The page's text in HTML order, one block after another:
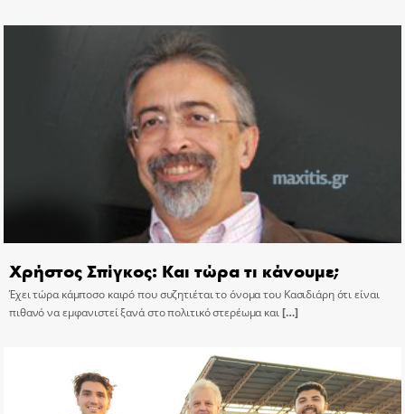
Χρήστος Σπίγκος: Και τώρα τι κάνουμε;
Έχει τώρα κάμποσο καιρό που συζητιέται το όνομα του Κασιδιάρη ότι είναι
πιθανό να εμφανιστεί ξανά στο πολιτικό στερέωμα και[…]